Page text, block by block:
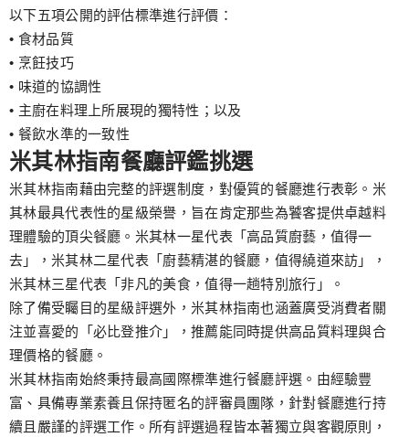
以下五項公開的評估標準進行評價：
• 食材品質
• 烹飪技巧
• 味道的協調性
• 主廚在料理上所展現的獨特性；以及
• 餐飲水準的一致性
米其林指南餐廳評鑑挑選
米其林指南藉由完整的評選制度，對優質的餐廳進行表彰。米
其林最具代表性的星級榮譽，旨在肯定那些為饕客提供卓越料
理體驗的頂尖餐廳。米其林一星代表「高品質廚藝，值得一
去」，米其林二星代表「廚藝精湛的餐廳，值得繞道來訪」，
米其林三星代表「非凡的美食，值得一趟特別旅行」。
除了備受矚目的星級評選外，米其林指南也涵蓋廣受消費者關
注並喜愛的「必比登推介」，推薦能同時提供高品質料理與合
理價格的餐廳。
米其林指南始終秉持最高國際標準進行餐廳評選。由經驗豐
富、具備專業素養且保持匿名的評審員團隊，針對餐廳進行持
續且嚴謹的評選工作。所有評選過程皆本著獨立與客觀原則，